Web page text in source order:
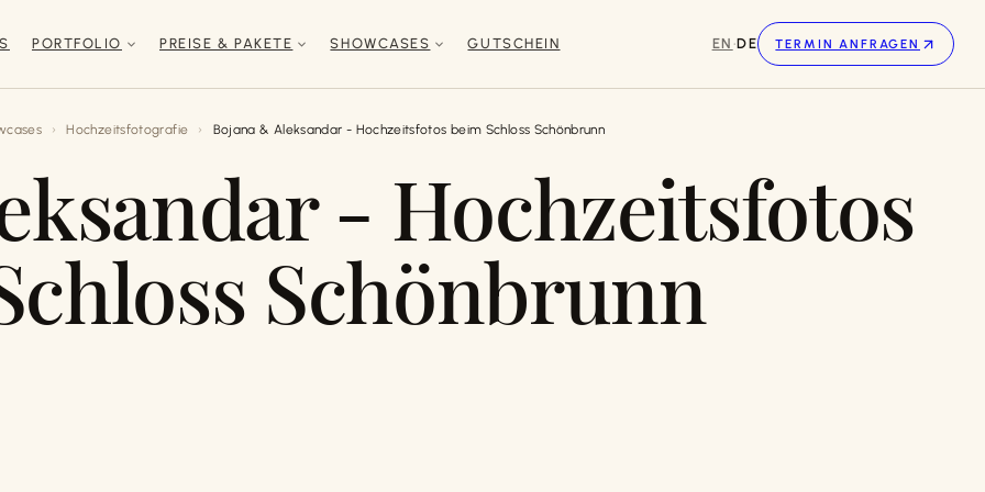
PORTFOLIO PREISE & PAKETE SHOWCASES GUTSCHEIN EN ·DE TERMIN ANFRAGEN
Hochzeitsfotografie Bojana & Aleksandar - Hochzeitsfotos beim Schloss Schönbrunn
- Hochzeitsfotos
Schönbrunn